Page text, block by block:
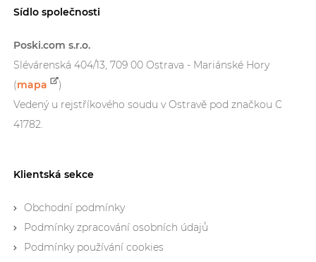
Sídlo společnosti
Poski.com s.r.o.
Slévárenská 404/13, 709 00 Ostrava - Mariánské Hory
(mapa
)
Vedený u rejstříkového soudu v Ostravě pod značkou C
41782.
Klientská sekce
Obchodní podmínky
Podmínky zpracování osobních údajů
Podmínky používání cookies